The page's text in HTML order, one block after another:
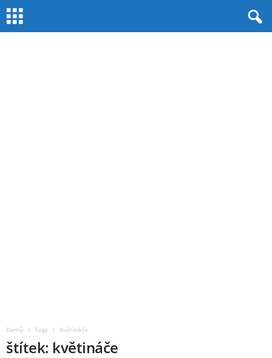
Domů Tagy Květináče
štítek: květináče